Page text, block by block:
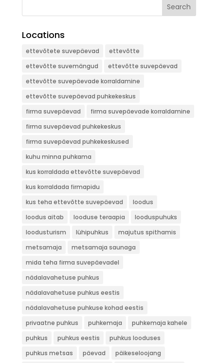
Search
Locations
ettevõtete suvepäevad
ettevõtte
ettevõtte suvemängud
ettevõtte suvepäevad
ettevõtte suvepäevade korraldamine
ettevõtte suvepäevad puhkekeskus
firma suvepäevad
firma suvepäevade korraldamine
firma suvepäevad puhkekeskus
firma suvepäevad puhkekeskused
kuhu minna puhkama
kus korraldada ettevõtte suvepäevad
kus korraldada firmapidu
kus teha ettevõtte suvepäevad
loodus
loodus aitab
looduse teraapia
looduspuhuks
loodusturism
lühipuhkus
majutus spithamis
metsamaja
metsamaja saunaga
mida teha firma suvepäevadel
nädalavahetuse puhkus
nädalavahetuse puhkus eestis
nädalavahetuse puhkuse kohad eestis
privaatne puhkus
puhkemaja
puhkemaja kahele
puhkus
puhkus eestis
puhkus looduses
puhkus metsas
päevad
päikeseloojang